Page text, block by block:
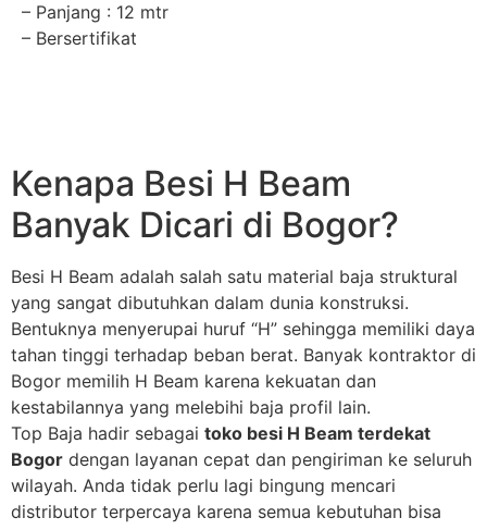
– Panjang : 12 mtr
– Bersertifikat
Kenapa Besi H Beam
Banyak Dicari di Bogor?
Besi H Beam adalah salah satu material baja struktural
yang sangat dibutuhkan dalam dunia konstruksi.
Bentuknya menyerupai huruf “H” sehingga memiliki daya
tahan tinggi terhadap beban berat. Banyak kontraktor di
Bogor memilih H Beam karena kekuatan dan
kestabilannya yang melebihi baja profil lain.
Top Baja hadir sebagai toko besi H Beam terdekat
Bogor dengan layanan cepat dan pengiriman ke seluruh
wilayah. Anda tidak perlu lagi bingung mencari
distributor terpercaya karena semua kebutuhan bisa